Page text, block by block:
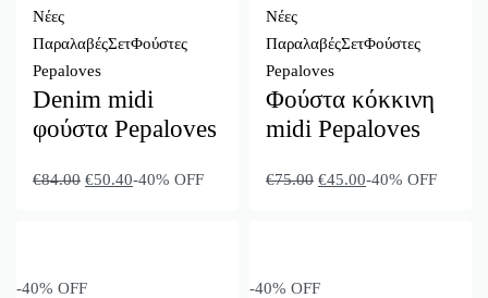
Νέες
ΠαραλαβέςΣετΦούστες
Pepaloves
Denim midi
φούστα Pepaloves
€84.00 €50.40-40% OFF
Νέες
ΠαραλαβέςΣετΦούστες
Pepaloves
Φούστα κόκκινη
midi Pepaloves
€75.00 €45.00-40% OFF
-40% OFF
-40% OFF